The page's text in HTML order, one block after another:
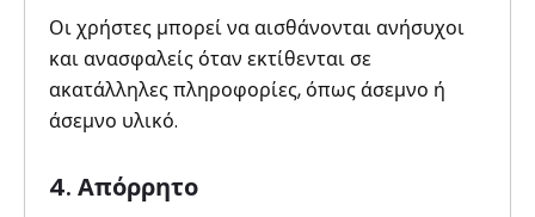
Οι χρήστες μπορεί να αισθάνονται ανήσυχοι
και ανασφαλείς όταν εκτίθενται σε
ακατάλληλες πληροφορίες, όπως άσεμνο ή
άσεμνο υλικό.
4. Απόρρητο